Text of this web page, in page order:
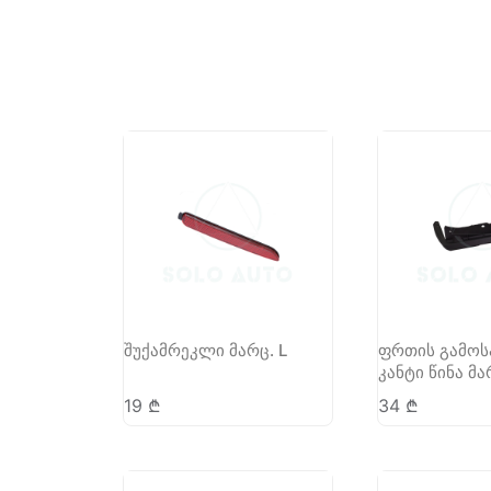
შუქამრეკლი მარც. L
19 ₾
ფრთის
კანტი წინა
34 ₾